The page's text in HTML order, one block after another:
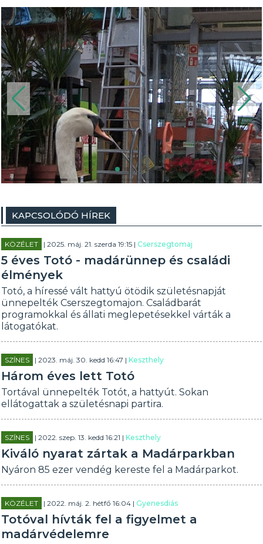
KAPCSOLÓDÓ HÍREK
KÖZÉLET | 2025. máj. 21. szerda 19:15 |Cserszegtomaj
5 éves Totó - madárünnep és családi
élmények
Totó, a híressé vált hattyú ötödik születésnapját
ünnepelték Cserszegtomajon. Családbarát
programokkal és állati meglepetésekkel várták a
látogatókat.
SZÍNES | 2023. máj. 30. kedd 16:47 |Keszthely
Három éves lett Totó
Tortával ünnepelték Totót, a hattyút. Sokan
ellátogattak a születésnapi partira.
SZÍNES | 2022. szep. 13. kedd 16:21 |Keszthely
Kiváló nyarat zártak a Madárparkban
Nyáron 85 ezer vendég kereste fel a Madárparkot.
KÖZÉLET | 2022. máj. 2. hétfő 16:04 |Gyenesdiás
Totóval hívták fel a figyelmet a
madárvédelemre